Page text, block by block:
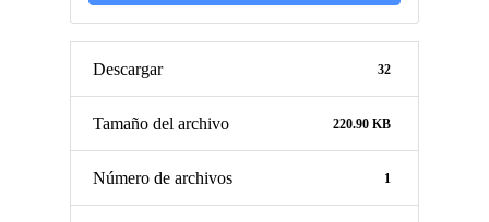
Descargar 32
Tamaño del archivo 220.90 KB
Número de archivos 1